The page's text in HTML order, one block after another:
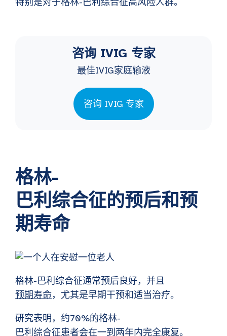
咨询 IVIG 专家
最佳IVIG家庭输液
咨询 IVIG 专家
格林-
巴利综合征的预后和预
期寿命
格林-巴利综合征通常预后良好，并且
预期寿命，尤其是早期干预和适当治疗。
研究表明，约70%的格林-
巴利综合征患者会在一到两年内完全康复。